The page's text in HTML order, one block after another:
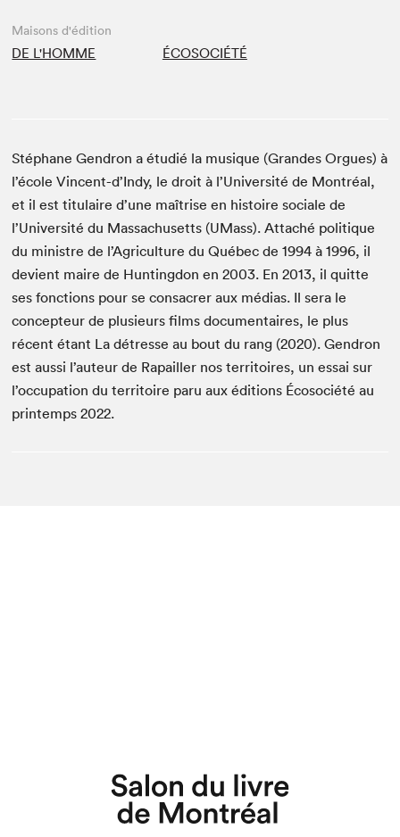
Maisons d'édition
DE L'HOMME ÉCOSOCIÉTÉ
Stéphane Gendron a étudié la musique (Grandes Orgues) à
l’école Vincent-d’Indy, le droit à l’Université de Montréal,
et il est titulaire d’une maîtrise en histoire sociale de
l’Université du Massachusetts (UMass). Attaché politique
du ministre de l’Agriculture du Québec de 1994 à 1996, il
devient maire de Huntingdon en 2003. En 2013, il quitte
ses fonctions pour se consacrer aux médias. Il sera le
concepteur de plusieurs films documentaires, le plus
récent étant La détresse au bout du rang (2020). Gendron
est aussi l’auteur de Rapailler nos territoires, un essai sur
l’occupation du territoire paru aux éditions Écosociété au
printemps 2022.